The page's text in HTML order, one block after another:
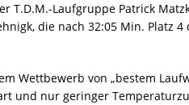
T.D.M.-Laufgruppe Patrick
die nach 32:05 Min. Platz
Wettbewerb von „bestem
und nur geringer